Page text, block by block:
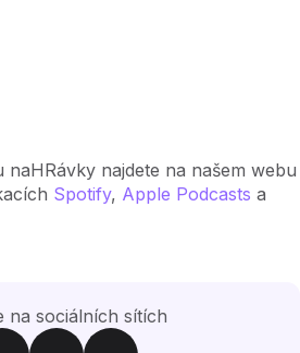
naHRávky najdete na našem webu
Spotify, Apple Podcasts a
na sociálních sítích